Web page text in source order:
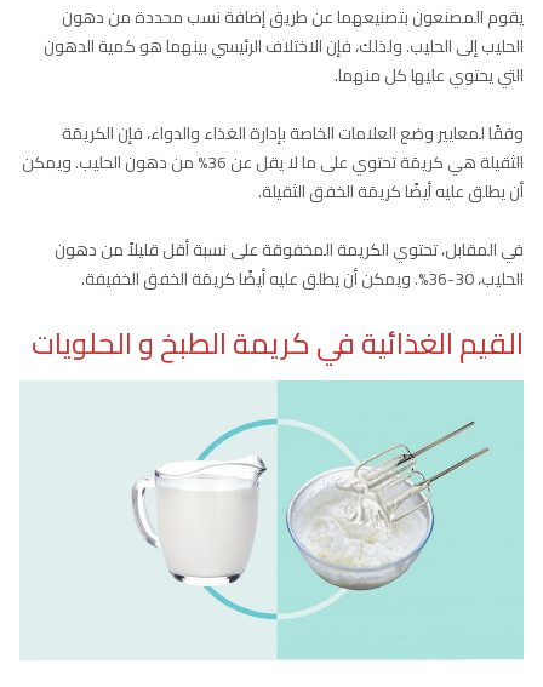
يقوم المصنعون بتصنيعهما عن طريق إضافة نسب محددة من دهون
الحليب إلى الحليب. ولذلك، فإن الاختلاف الرئيسي بينهما هو كمية الدهون
التي يحتوي عليها كل منهما.
وفقًا لمعايير وضع العلامات الخاصة بإدارة الغذاء والدواء، فإن الكريمَة
الثقيلة هي كريمَة تحتوي على ما لا يقل عن 36% من دهون الحليب. ويمكن
أن يطلق عليه أيضًا كريمَة الخفق الثقيلة.
في المقابل، تحتوي الكريمة المخفوقة على نسبة أقل قليلاً من دهون
الحليب، 30-36%. ويمكن أن يطلق عليه أيضًا كريمَة الخفق الخفيفة.
القيم الغذائية في كريمة الطبخ و الحلويات